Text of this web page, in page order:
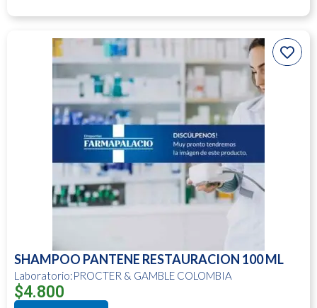
SHAMPOO PANTENE RESTAURACION 100 ML
Laboratorio:PROCTER & GAMBLE COLOMBIA
$4.800